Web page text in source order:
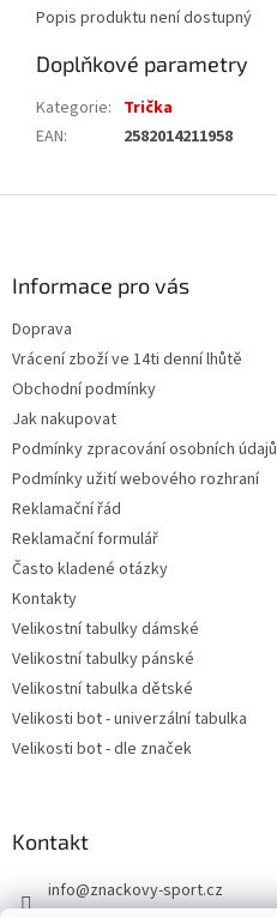
Popis produktu není dostupný
Doplňkové parametry
Kategorie: Trička
EAN: 2582014211958
Informace pro vás
Doprava
Vrácení zboží ve 14ti denní lhůtě
Obchodní podmínky
Jak nakupovat
Podmínky zpracování osobních údajů
Podmínky užití webového rozhraní
Reklamační řád
Reklamační formulář
Často kladené otázky
Kontakty
Velikostní tabulky dámské
Velikostní tabulky pánské
Velikostní tabulka dětské
Velikosti bot - univerzální tabulka
Velikosti bot - dle značek
Kontakt
info@znackovy-sport.cz